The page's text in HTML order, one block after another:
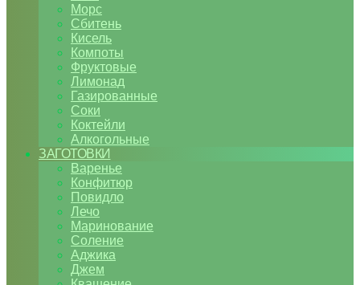
Морс
Сбитень
Кисель
Компоты
Фруктовые
Лимонад
Газированные
Соки
Коктейли
Алкогольные
ЗАГОТОВКИ
Варенье
Конфитюр
Повидло
Лечо
Маринование
Соление
Аджика
Джем